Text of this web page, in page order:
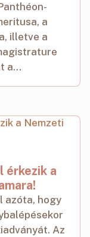
a
illetve a
a...
érkezik a
azóta, hogy
Az